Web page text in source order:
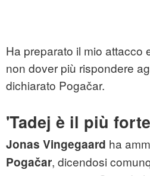
Ha preparato il mio attacco
non dover più rispondere
dichiarato Pogačar.
'Tadej è il più
Jonas Vingegaard ha
Pogačar, dicendosi